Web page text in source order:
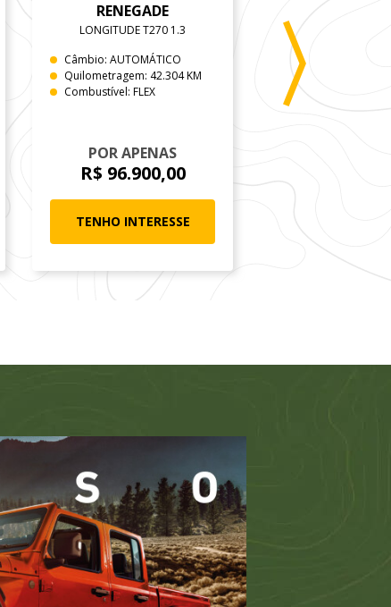
RENEGADE
LONGITUDE T270 1.3
Câmbio: AUTOMÁTICO
Quilometragem: 42.304 KM
Combustível: FLEX
POR APENAS
R$ 96.900,00
TENHO INTERESSE
Câmbio:
Quilometragem:
Combustível: